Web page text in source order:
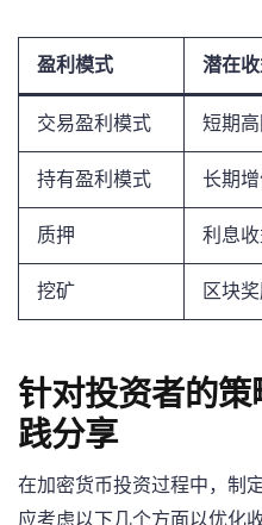
盈利模式 潜在
交易盈利模式 短期
持有盈利模式 长期
质押 利息
挖矿 区块
针对投资者的
践分享
在加密货币投资过程中，制
应考虑以下几个方面以优化